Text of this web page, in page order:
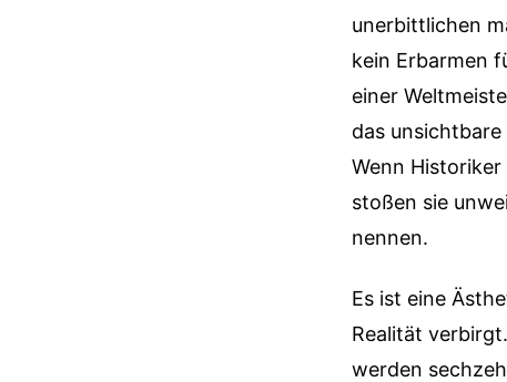
unerbittlichen
kein Erbarmen
einer
das
Wenn
stoßen sie
nennen.
Es ist eine
Realität
werden